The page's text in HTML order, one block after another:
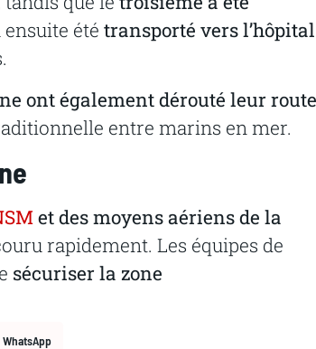
ensuite été transporté vers
ont également dérouté leur route
entre marins en mer.
et des moyens aériens de la
rapidement. Les équipes de
sécuriser la zone
WhatsApp